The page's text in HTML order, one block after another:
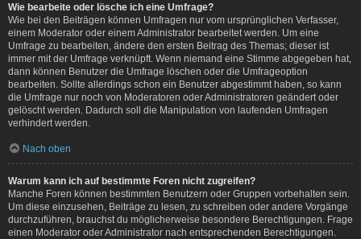
Wie bearbeite oder lösche ich eine Umfrage?
Wie bei den Beiträgen können Umfragen nur vom ursprünglichen Verfasser,
einem Moderator oder einem Administrator bearbeitet werden. Um eine
Umfrage zu bearbeiten, ändere den ersten Beitrag des Themas; dieser ist
immer mit der Umfrage verknüpft. Wenn niemand eine Stimme abgegeben hat,
dann können Benutzer die Umfrage löschen oder die Umfrageoption
bearbeiten. Sollte allerdings schon ein Benutzer abgestimmt haben, so kann
die Umfrage nur noch von Moderatoren oder Administratoren geändert oder
gelöscht werden. Dadurch soll die Manipulation von laufenden Umfragen
verhindert werden.
Nach oben
Warum kann ich auf bestimmte Foren nicht zugreifen?
Manche Foren können bestimmten Benutzern oder Gruppen vorbehalten sein.
Um diese einzusehen, Beiträge zu lesen, zu schreiben oder andere Vorgänge
durchzuführen, brauchst du möglicherweise besondere Berechtigungen. Frage
einen Moderator oder Administrator nach entsprechenden Berechtigungen.